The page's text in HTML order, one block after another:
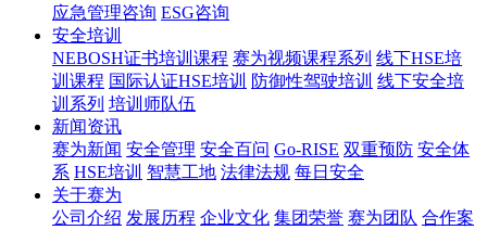
应急管理咨询 ESG咨询
安全培训
NEBOSH证书培训课程 赛为视频课程系列 线下HSE培
训课程 国际认证HSE培训 防御性驾驶培训 线下安全培
训系列 培训师队伍
新闻资讯
赛为新闻 安全管理 安全百问 Go-RISE 双重预防 安全体
系 HSE培训 智慧工地 法律法规 每日安全
关于赛为
公司介绍 发展历程 企业文化 集团荣誉 赛为团队 合作案